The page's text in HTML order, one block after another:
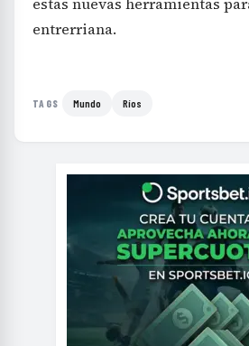
entrerriana.
TAGS Mundo Ríos